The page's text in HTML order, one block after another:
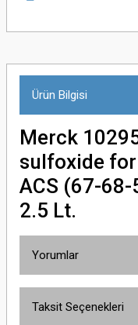
Ürün Bilgisi
Merck
sulfoxide for
ACS (67-
2.5 Lt.
Yorumlar
Taksit Seçenekleri